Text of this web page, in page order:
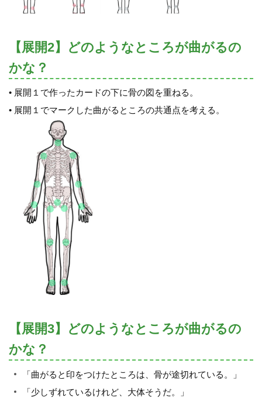
【展開2】どのようなところが曲がるの
かな？
• 展開１で作ったカードの下に骨の図を重ねる。
• 展開１でマークした曲がるところの共通点を考える。
【展開3】どのようなところが曲がるの
かな？
「曲がると印をつけたところは、骨が途切れている。」
「少しずれているけれど、大体そうだ。」